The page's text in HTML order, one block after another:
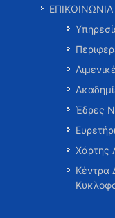
ΕΠΙΚΟΙΝΩΝΙΑ
Έδρες
Χάρτης
Κέντρα